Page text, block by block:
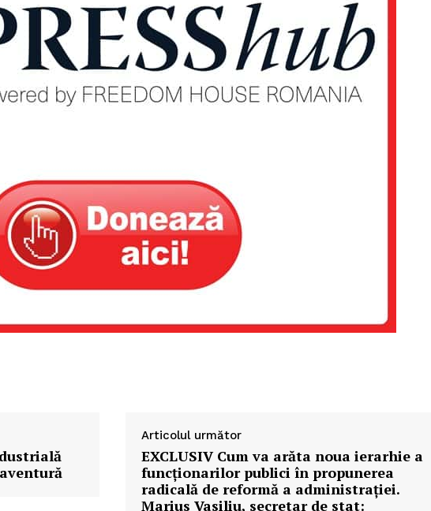
Articolul următor
EXCLUSIV Cum va arăta noua ierarhie a
funcționarilor publici în propunerea
radicală de reformă a administrației.
Marius Vasiliu, secretar de stat: